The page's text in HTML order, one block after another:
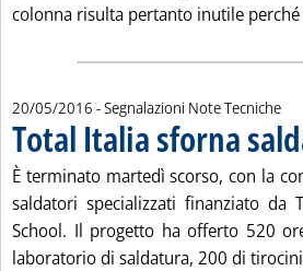
colonna risulta pertanto inutile perché
20/05/2016 - Segnalazioni Note Tecniche
Total Italia sforna
È terminato martedì scorso, con la
saldatori specializzati finanziato da
School. Il progetto ha offerto 520
laboratorio di saldatura, 200 di